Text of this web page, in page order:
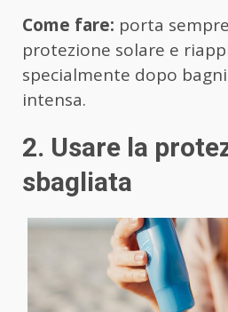
Come fare: porta
protezione solare e
specialmente dopo
intensa.
2. Usare la
sbagliata